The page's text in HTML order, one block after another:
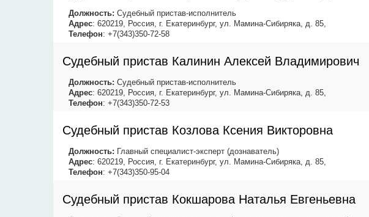
Должность: Судебный пристав-исполнитель
Адрес: 620219, Россия, г. Екатеринбург, ул. Мамина-Сибиряка, д. 85,
Телефон: +7(343)350-72-58
Судебный пристав Калинин Алексей Владимирович
Должность: Судебный пристав-исполнитель
Адрес: 620219, Россия, г. Екатеринбург, ул. Мамина-Сибиряка, д. 85,
Телефон: +7(343)350-72-53
Судебный пристав Козлова Ксения Викторовна
Должность: Главный специалист-эксперт (дознаватель)
Адрес: 620219, Россия, г. Екатеринбург, ул. Мамина-Сибиряка, д. 85,
Телефон: +7(343)350-95-04
Судебный пристав Кокшарова Наталья Евгеньевна